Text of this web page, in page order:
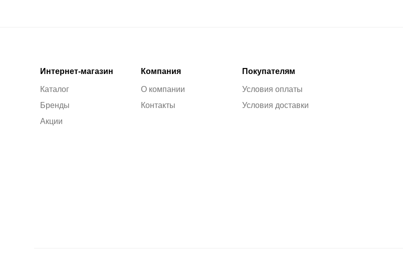
Интернет-магазин
Каталог
Бренды
Акции
Компания
О компании
Контакты
Покупателям
Условия оплаты
Условия доставки